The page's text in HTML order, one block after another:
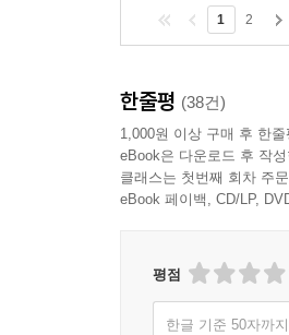
1 2
한줄평 (38건)
1,000원 이상 구매 후 한줄
eBook은 다운로드 후 작
클래스는 첫번째 회차 주
eBook 페이백, CD/LP,
평점
한글 기준 50자까